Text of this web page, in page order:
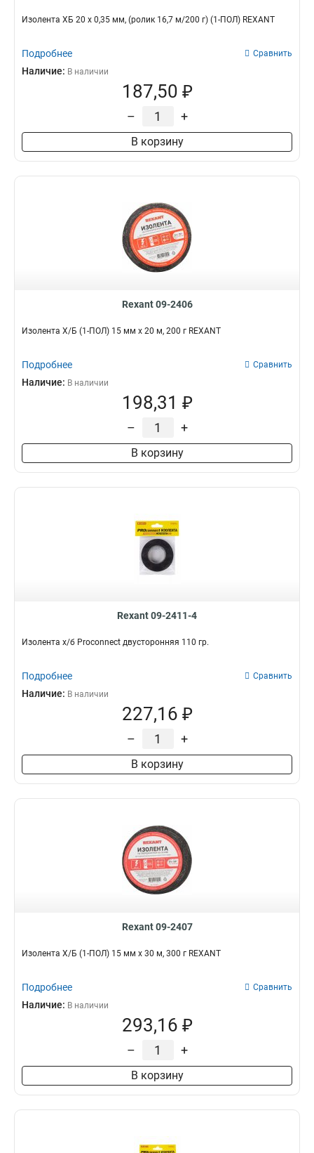
Изолента ХБ 20 х 0,35 мм, (ролик 16,7 м/200 г) (1-ПОЛ) REXANT
Подробнее Сравнить
Наличие: В наличии
187,50 ₽
– +
В корзину
Rexant 09-2406
Изолента Х/Б (1-ПОЛ) 15 мм х 20 м, 200 г REXANT
Подробнее Сравнить
Наличие: В наличии
198,31 ₽
– +
В корзину
Rexant 09-2411-4
Изолента х/б Proconnect двусторонняя 110 гр.
Подробнее Сравнить
Наличие: В наличии
227,16 ₽
– +
В корзину
Rexant 09-2407
Изолента Х/Б (1-ПОЛ) 15 мм х 30 м, 300 г REXANT
Подробнее Сравнить
Наличие: В наличии
293,16 ₽
– +
В корзину